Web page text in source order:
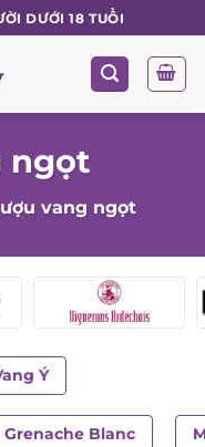
DƯỚI 18 TUỔI
ngọt
vang ngọt
Ý
Grenache Blanc